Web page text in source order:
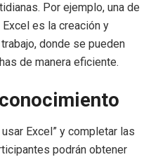
Por ejemplo, una de
es la creación y
donde se pueden
de manera eficiente.
Excel” y completar las
podrán obtener